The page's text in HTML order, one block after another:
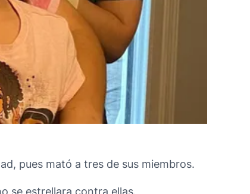
pues mató a tres de sus miembros.
se estrellara contra ellas.